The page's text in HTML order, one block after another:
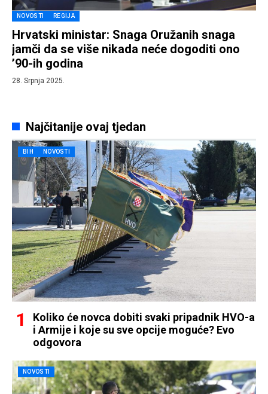
NOVOSTI REGIJA
Hrvatski ministar: Snaga Oružanih snaga
jamči da se više nikada neće dogoditi ono
’90-ih godina
28. Srpnja 2025.
Najčitanije ovaj tjedan
BIH NOVOSTI
Koliko će novca dobiti svaki pripadnik HVO-a
i Armije i koje su sve opcije moguće? Evo
odgovora
NOVOSTI